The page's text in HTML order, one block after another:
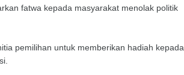
fatwa kepada masyarakat menolak politik
pemilihan untuk memberikan hadiah kepada